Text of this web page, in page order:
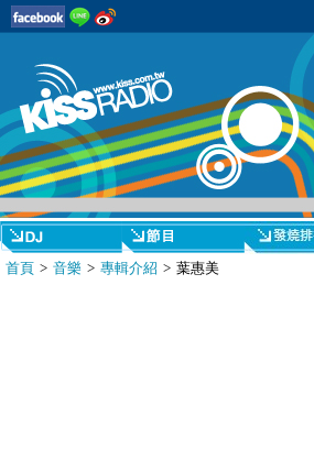
首頁 > 音樂 > 專輯介紹 > 葉惠美